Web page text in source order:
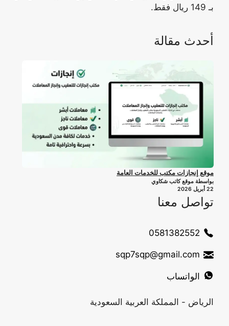
بـ 149 ريال فقط.
أحدث مقالة
موقع إنجازات مكتب للخدمات العامة
بواسطة موقع كاتب شكاوي
22 أبريل 2026
تواصل معنا
0581382552
sqp7sqp@gmail.com
الواتساب
الرياض - المملكة العربية السعودية